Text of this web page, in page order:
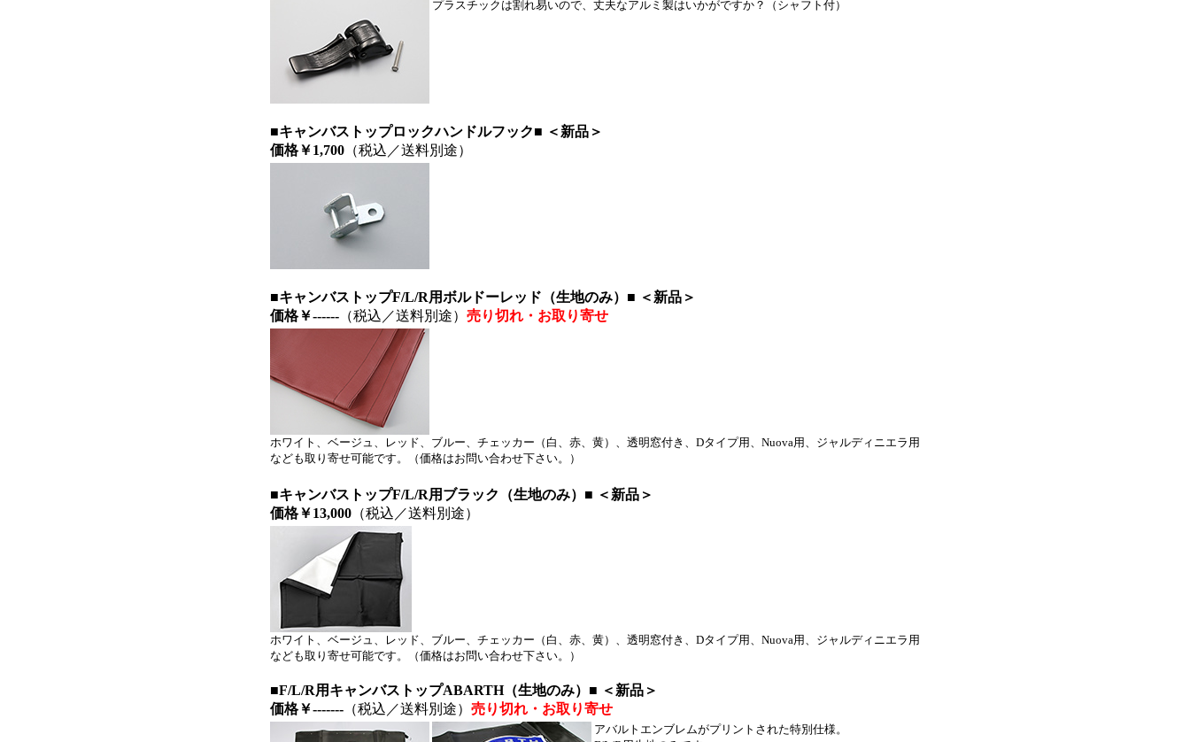
プラスチックは割れ易いので、丈夫なアルミ製はいかがですか？（シャフト付）
■キャンバストップロックハンドルフック■ ＜新品＞
価格￥1,700（税込／送料別途）
■キャンバストップF/L/R用ボルドーレッド（生地のみ）■ ＜新品＞
価格￥------（税込／送料別途） 売り切れ・お取り寄せ
ホワイト、ベージュ、レッド、ブルー、チェッカー（白、赤、黄）、透明窓付き、Dタイプ用、Nuova用、ジャルディニエラ用
なども取り寄せ可能です。（価格はお問い合わせ下さい。）
■キャンバストップF/L/R用ブラック（生地のみ）■ ＜新品＞
価格￥13,000（税込／送料別途）
ホワイト、ベージュ、レッド、ブルー、チェッカー（白、赤、黄）、透明窓付き、Dタイプ用、Nuova用、ジャルディニエラ用
なども取り寄せ可能です。（価格はお問い合わせ下さい。）
■F/L/R用キャンバストップABARTH（生地のみ）■ ＜新品＞
価格￥-------（税込／送料別途） 売り切れ・お取り寄せ
アバルト エンブレムがプリントされた特別仕様。